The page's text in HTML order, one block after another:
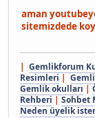
aman
sitemizdede
| Gemlikforum
Resimleri |
Gemlik okulları |
Rehberi | Sohbet
Neden üyelik